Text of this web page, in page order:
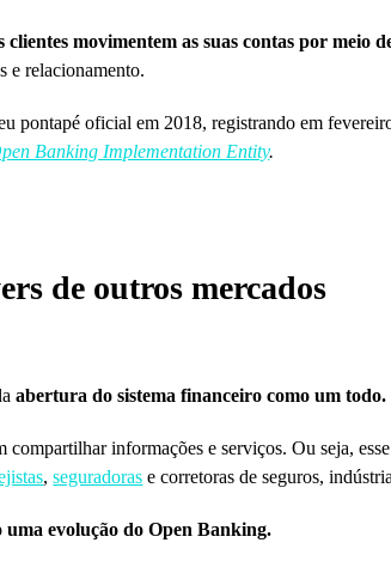
movimentem as suas contas por meio
e relacionamento.
oficial em 2018, registrando em
Banking Implementation Entity.
de outros mercados
abertura do sistema financeiro como um todo.
compartilhar informações e serviços. Ou seja,
,seguradoras e corretoras de seguros,
uma evolução do Open Banking.